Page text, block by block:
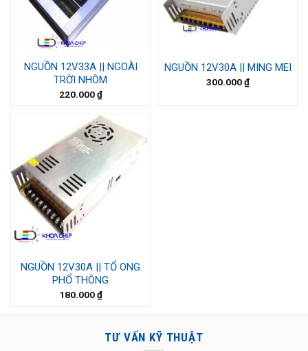
NGUỒN 12V33A || NGOÀI
TRỜI NHÔM
220.000₫
NGUỒN 12V30A || MING MEI
300.000₫
NGUỒN 12V30A || TỔ ONG
PHỔ THÔNG
180.000₫
TƯ VẤN KỸ THUẬT